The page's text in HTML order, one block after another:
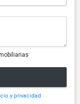
y privacidad